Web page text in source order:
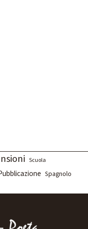
Scuola
Spagnolo